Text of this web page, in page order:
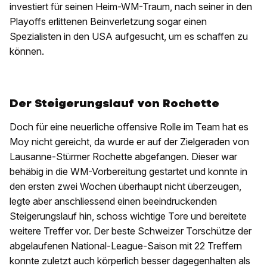
investiert für seinen Heim-WM-Traum, nach seiner in den
Playoffs erlittenen Beinverletzung sogar einen
Spezialisten in den USA aufgesucht, um es schaffen zu
können.
Der Steigerungslauf von Rochette
Doch für eine neuerliche offensive Rolle im Team hat es
Moy nicht gereicht, da wurde er auf der Zielgeraden von
Lausanne-Stürmer Rochette abgefangen. Dieser war
behäbig in die WM-Vorbereitung gestartet und konnte in
den ersten zwei Wochen überhaupt nicht überzeugen,
legte aber anschliessend einen beeindruckenden
Steigerungslauf hin, schoss wichtige Tore und bereitete
weitere Treffer vor. Der beste Schweizer Torschütze der
abgelaufenen National-League-Saison mit 22 Treffern
konnte zuletzt auch körperlich besser dagegenhalten als